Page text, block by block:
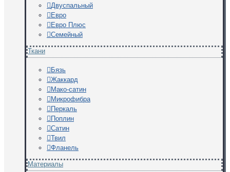
Двуспальный
Евро
Евро Плюс
Семейный
Ткани
Бязь
Жаккард
Мако-сатин
Микрофибра
Перкаль
Поплин
Сатин
Твил
Фланель
Материалы